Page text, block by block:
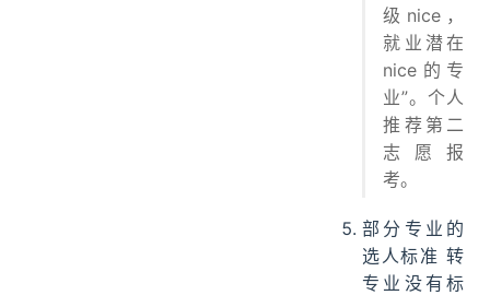
级nice，
就业潜在
nice的专
业”。个人
推荐第二
志愿报
考。
部分专业的
选人标准 转
专业没有标